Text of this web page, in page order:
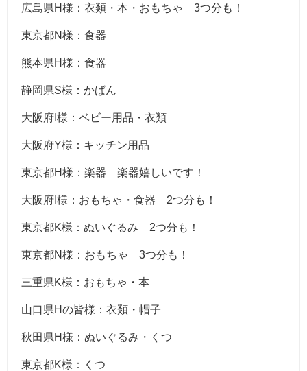
広島県H様：衣類・本・おもちゃ 3つ分も！
東京都N様：食器
熊本県H様：食器
静岡県S様：かばん
大阪府I様：ベビー用品・衣類
大阪府Y様：キッチン用品
東京都H様：楽器 楽器嬉しいです！
大阪府I様：おもちゃ・食器 2つ分も！
東京都K様：ぬいぐるみ 2つ分も！
東京都N様：おもちゃ 3つ分も！
三重県K様：おもちゃ・本
山口県Hの皆様：衣類・帽子
秋田県H様：ぬいぐるみ・くつ
東京都K様：くつ